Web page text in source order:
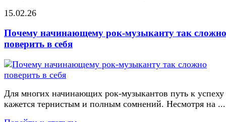
15.02.26
Почему начинающему рок-музыканту так сложно
поверить в себя
Для многих начинающих рок-музыкантов путь к успеху
кажется тернистым и полным сомнений. Несмотря на ...